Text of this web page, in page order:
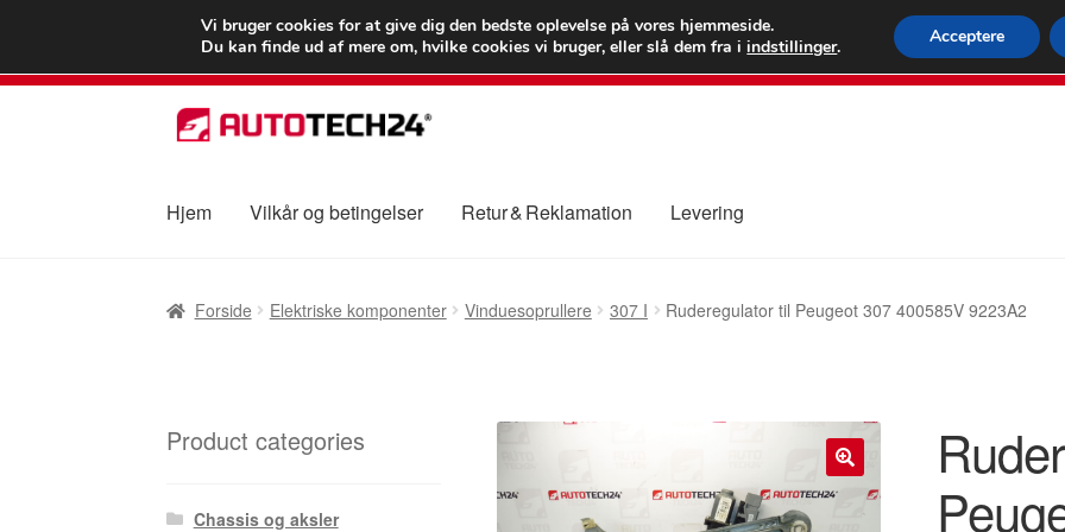
LEVERING fra 55 kr.
FEDEX
80 82
Spring
til
Spring
til
Hjem Vilkår og betingelser Retur & Reklamation Levering
Forside Elektriske komponenter Vinduesoprullere 307 I Ruderegulator til Peugeot 307 400585V 9223A2
🔍
Product categories
Chassis og aksler
Vi bruger cookies for at give dig den bedste oplevelse på vores hjemmeside.
Du kan finde ud af mere om, hvilke cookies vi bruger, eller slå dem fra iindstillinger. Acceptere